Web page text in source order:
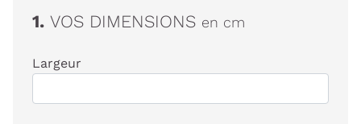
1. VOS DIMENSIONS en cm
Largeur